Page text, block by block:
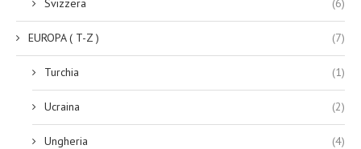
Svizzera (6)
EUROPA ( T-Z ) (7)
Turchia (1)
Ucraina (2)
Ungheria (4)